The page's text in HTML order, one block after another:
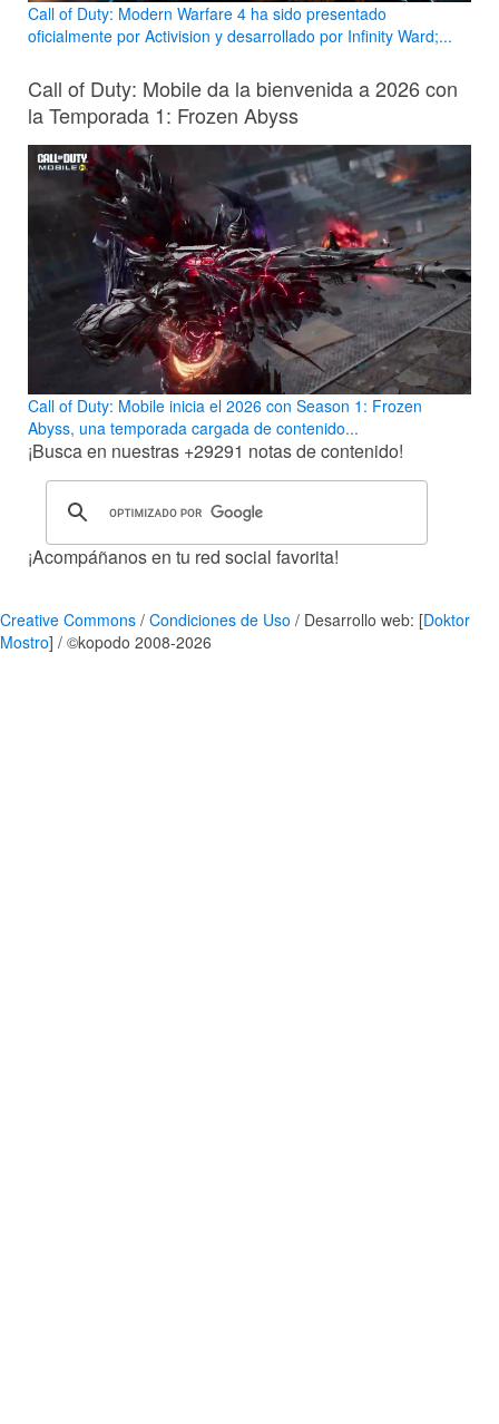
Call of Duty: Modern Warfare 4 ha sido presentado
oficialmente por Activision y desarrollado por Infinity Ward;...
Call of Duty: Mobile da la bienvenida a 2026 con
la Temporada 1: Frozen Abyss
Call of Duty: Mobile inicia el 2026 con Season 1: Frozen
Abyss, una temporada cargada de contenido...
¡Busca en nuestras +29291 notas de contenido!
¡Acompáñanos en tu red social favorita!
Creative Commons / Condiciones de Uso / Desarrollo web: [Doktor
Mostro] / ©kopodo 2008-2026